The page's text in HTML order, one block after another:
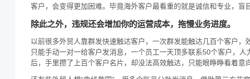
客户，会变得更加困难。毕竟海外客户最看重的就是诚信和专业，盲
除此之外，违规还会增加你的运营成本，拖慢业务进度。
以前很多外贸人靠群发快速触达客户，一次群发能触达几百个客户
只能手动一对一给客户发消息，一个员工一天顶多联系50个客户，
后，手里攒了上百个客户名片，却没法高效触达，只能眼睁睁看着意